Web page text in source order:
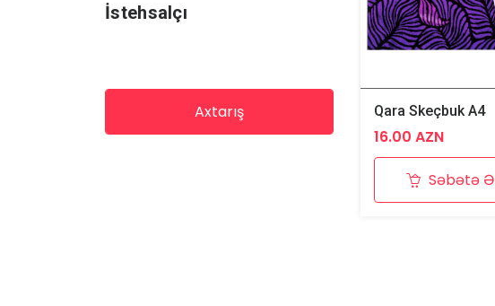
Qara Skeçbuk A4
16.00 AZN
Səbətə
İstehsalçı
Axtarış